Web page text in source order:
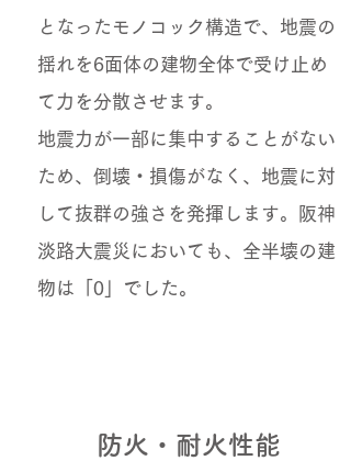
となったモノコック構造で、地震の
揺れを6面体の建物全体で受け止め
て力を分散させます。
地震力が一部に集中することがない
ため、倒壊・損傷がなく、地震に対
して抜群の強さを発揮します。阪神
淡路大震災においても、全半壊の建
物は「0」でした。
防火・耐火性能